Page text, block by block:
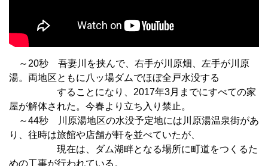
～20秒 吾妻川を挟んで、右手が川原畑、左手が川原
湯。両地区ともに八ッ場ダムでほぼ全戸水没する
することになり、2017年3月までにすべての家
屋が解体された。今春より立ち入り禁止。
～44秒 川原湯地区の水没予定地には川原湯温泉街があ
り、往時は旅館や店舗が軒を並べていたが、
現在は、ダム湖畔となる場所に町道をつくるた
めの工事が行われている。